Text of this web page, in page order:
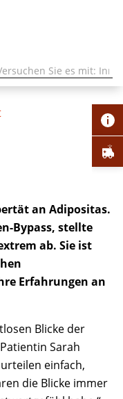
an Adipositas.
Bypass, stellte
ab. Sie ist
Erfahrungen an
Blicke der
Sarah
einfach,
die Blicke immer